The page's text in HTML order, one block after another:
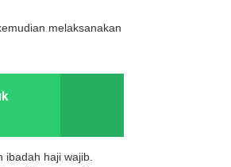
melaksanakan
ibadah haji wajib.